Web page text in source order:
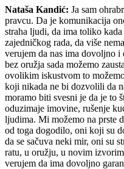
Nataša Kandić: Ja sam
pravcu. Da je komunikacija
straha ljudi, da ima toliko
zajedničkog rada, da više
verujem da nas ima dovoljno i
bez oružja sada možemo
ovolikim iskustvom to
koji nikada ne bi dozvolili da
moramo biti svesni je da je to
oduzimaje imovine, rušenje
ljudima. Mi možemo na prste
od toga dogodilo, oni koji su
da se sačuva neki mir, oni su
ratu, u oružju, u novim
verujem da ima dovoljno